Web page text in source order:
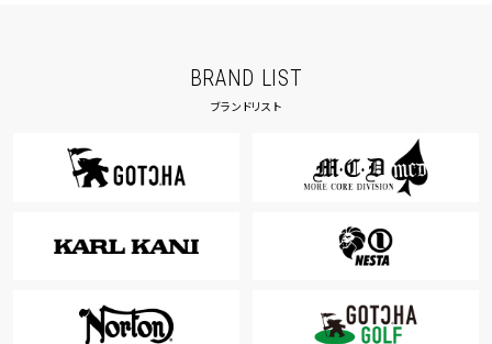
BRAND LIST
ブランドリスト